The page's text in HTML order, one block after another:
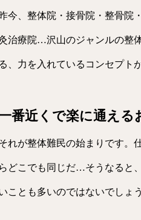
今、整体院・接骨院・整骨院
治療院…沢山のジャンルの整
る、力を入れているコンセプト
番近くで楽に通える
れが整体難民の始まりです。
らどこでも同じだ…そうなると
ことも多いのではないでしょ